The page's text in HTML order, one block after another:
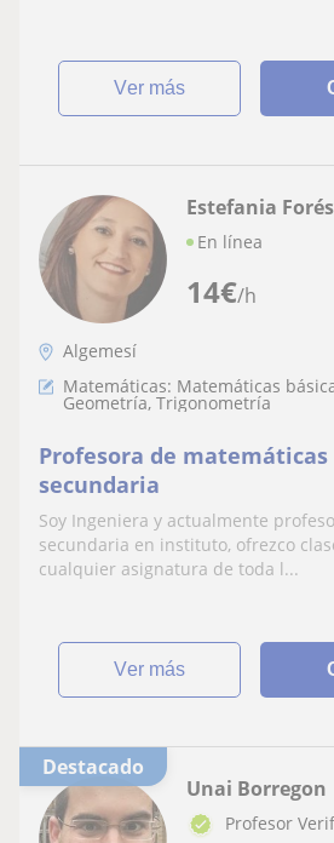
ver más
14€/h
Estefania
En línea
Algemesí
Matemáticas: Matemáticas
Geometría, Trigonometría
Profesora de
secundaria
Soy Ingeniera y actualmente
secundaria en instituto, ofrezco
cualquier asignatura de toda l...
ver más
Destacado
Unai Borregon
Profesor